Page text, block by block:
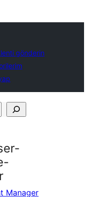
gönderin
Manager